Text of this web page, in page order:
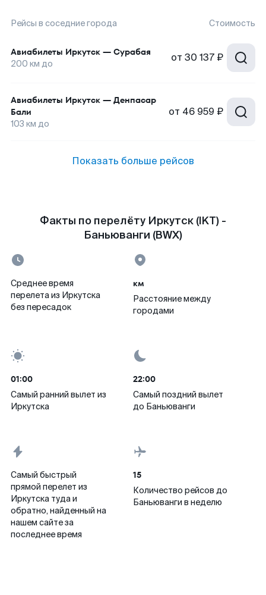
Рейсы в соседние города Стоимость
Авиабилеты Иркутск — Сурабая
200 км до от 30 137 ₽
Авиабилеты Иркутск — Денпасар
Бали
103 км до
от 46 959 ₽
Показать больше рейсов
Факты по перелёту Иркутск (IKT) -
Баньюванги (BWX)
Среднее время
перелета из Иркутска
без пересадок
км
Расстояние между
городами
01:00
Самый ранний вылет из
Иркутска
22:00
Самый поздний вылет
до Баньюванги
Самый быстрый
прямой перелет из
Иркутска туда и
обратно, найденный на
нашем сайте за
последнее время
15
Количество рейсов до
Баньюванги в неделю